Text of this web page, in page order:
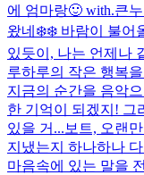
에 엄마랑🙂 with.큰
왔네❄️❄️ 바람이 불어
있듯이, 나는 언제나
루하루의 작은 행복
지금의 순간을 음악
한 기억이 되겠지! 그
있을 거... 보트, 오랜
지냈는지 하나하나
마음속에 있는 말을